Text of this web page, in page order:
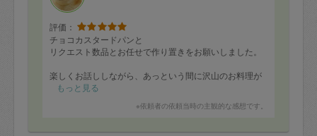
評価：
チョコカスタードパンと
リクエスト数品とお任せで作り置きをお願いしました。
楽しくお話ししながら、あっという間に沢山のお料理が
出来上がりました。どれから食べようかとワクワクしま
もっと見る
※依頼者の依頼当時の主観的な感想です。